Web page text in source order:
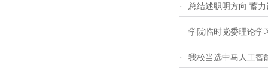
· 总结述职明方向 蓄
· 学院临时党委理论学
· 我校当选中马人工智